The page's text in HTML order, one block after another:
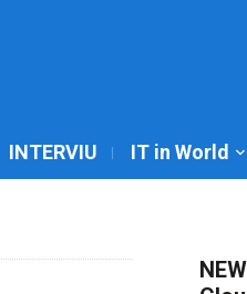
INTERVIU IT in World